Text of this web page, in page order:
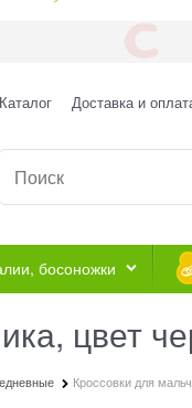
Каталог Доставка и
босоножки
цвет
Кроссовки для